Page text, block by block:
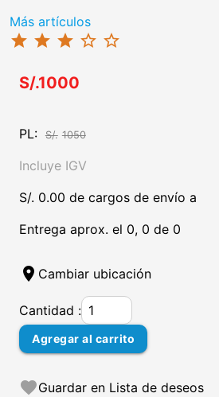
Más artículos
star star star star_border star_border
S/.1000
PL: S/. 1050
Incluye IGV
S/. 0.00 de cargos de envío a
Entrega aprox. el 0, 0 de 0
location_on Cambiar ubicación
Cantidad :
Agregar al carrito
favoriteGuardar en Lista de deseos